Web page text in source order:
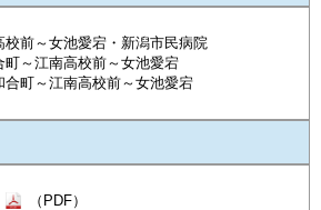
前～女池愛宕・新潟市民病院
～江南高校前～女池愛宕
町～江南高校前～女池愛宕
（PDF）